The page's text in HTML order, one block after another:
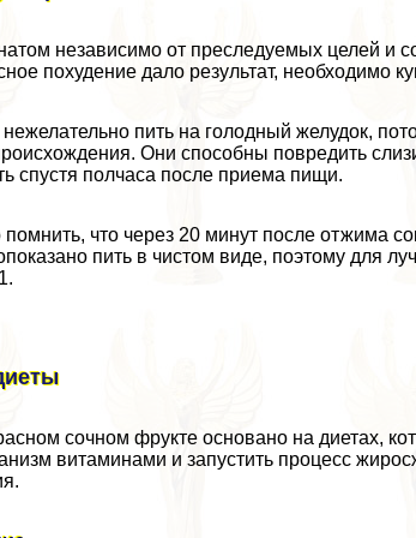
независимо от преследуемых целей
похудение дало результат, необходимо
пить на голодный желудок,
Они способны повредить
спустя полчаса после приема пищи.
что через 20 минут после отжима
пить в чистом виде, поэтому для
сочном фрукте основано на диетах,
витаминами и запустить процесс